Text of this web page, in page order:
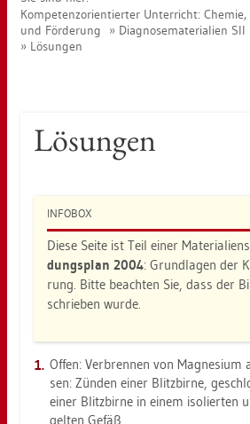
Kom­pe­tenz­ori­en­tier­ter Un­ter­richt: Che­mie,
und För­de­rung
Dia­gno­se­ma­te­ria­li­en SII
Lö­sun­gen
Lö­sun­gen
IN­FO­BOX
Diese Seite ist Teil einer
dungs­plan 2004: Grund­la­gen der
rung. Bitte be­ach­ten Sie, dass der
schrie­ben wurde.
Offen: Ver­bren­nen von
sen: Zün­den einer Blitz­bir­ne,
einer Blitz­bir­ne in einem iso­lier­ten
gel­ten Gefäß.